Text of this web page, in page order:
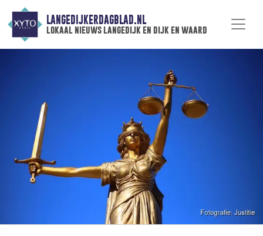
LANGEDIJKERDAGBLAD.NL
lokaal nieuws langedijk en dijk en waard